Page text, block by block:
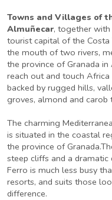
Towns and Villages of
Almuñecar, together
tourist capital of the
the mouth of two rivers,
the province of Granada
reach out and touch
backed by rugged hills,
groves, almond and carob
The charming
is situated in the coastal
the province of
steep cliffs and a
Ferro is much less busy
resorts, and suits those
difference.